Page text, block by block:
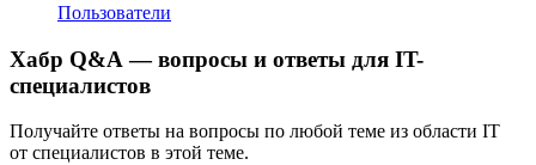
Пользователи
Хабр Q&A — вопросы и ответы для IT-
специалистов
Получайте ответы на вопросы по любой теме из области IT
от специалистов в этой теме.